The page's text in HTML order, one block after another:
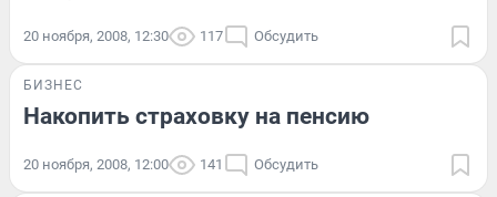
20 ноября, 2008, 12:30 117 Обсудить
БИЗНЕС
Накопить страховку на пенсию
20 ноября, 2008, 12:00 141 Обсудить